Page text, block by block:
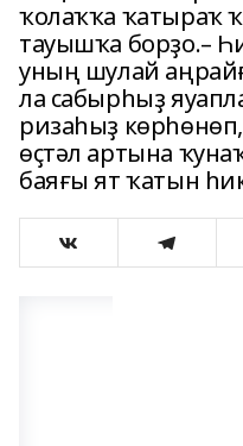
ҡолаҡҡа ҡатыраҡ
тауышҡа борҙо.–
уның шулай
ла сабырһыҙ
ризаһыҙ
өҫтәл артына
баяғы ят ҡатын